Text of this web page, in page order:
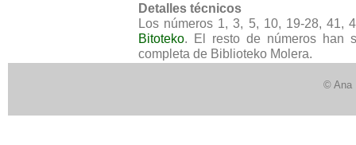
Detalles técnicos
Los números 1, 3, 5, 10, 19-28, 41,
Bitoteko. El resto de números han
completa de Biblioteko Molera.
© Ana